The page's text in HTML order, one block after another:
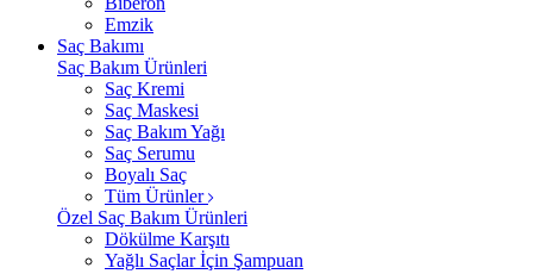
Emzik
Saç Bakımı
Saç Bakım Ürünleri
Saç Kremi
Saç Maskesi
Saç Bakım Yağı
Saç Serumu
Boyalı Saç
Tüm Ürünler
Özel Saç Bakım Ürünleri
Dökülme Karşıtı
Yağlı Saçlar İçin Şampuan